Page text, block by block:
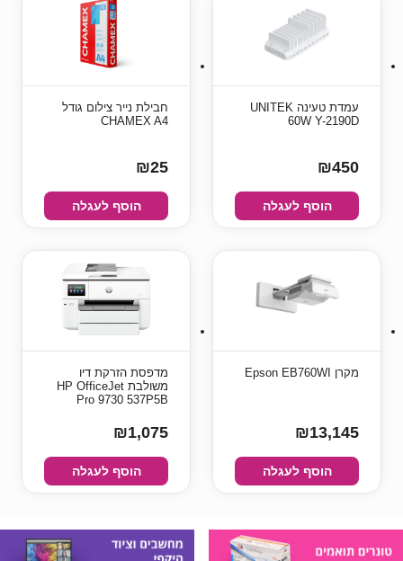
עמדת טעינה UNITEK
60W Y-2190D
₪450
הוסף לעגלה
חבילת נייר צילום גודל
CHAMEX A4
₪25
הוסף לעגלה
מקרן Epson EB760WI
₪13,145
הוסף לעגלה
מדפסת הזרקת דיו
משולבת HP OfficeJet
Pro 9730 537P5B
₪1,075
הוסף לעגלה